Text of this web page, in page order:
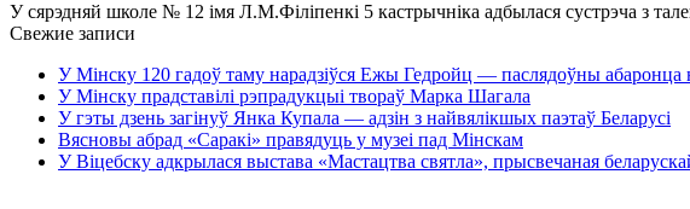
У сярэдняй школе № 12 імя Л.М.Філіпенкі 5 кастрычніка адбылася сустрэча з
Свежие записи
У Мінску 120 гадоў таму нарадзіўся Ежы Гедройц — паслядоўны абаронца
У Мінску прадставілі рэпрадукцыі твораў Марка Шагала
У гэты дзень загінуў Янка Купала — адзін з найвялікшых паэтаў Беларусі
Вясновы абрад «Саракі» правядуць у музеі пад Мінскам
У Віцебску адкрылася выстава «Мастацтва святла», прысвечаная